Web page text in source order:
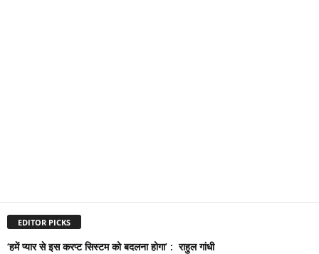
EDITOR PICKS
‘हमें प्यार से इस करप्ट सिस्टम को बदलना होगा’ : राहुल गांधी